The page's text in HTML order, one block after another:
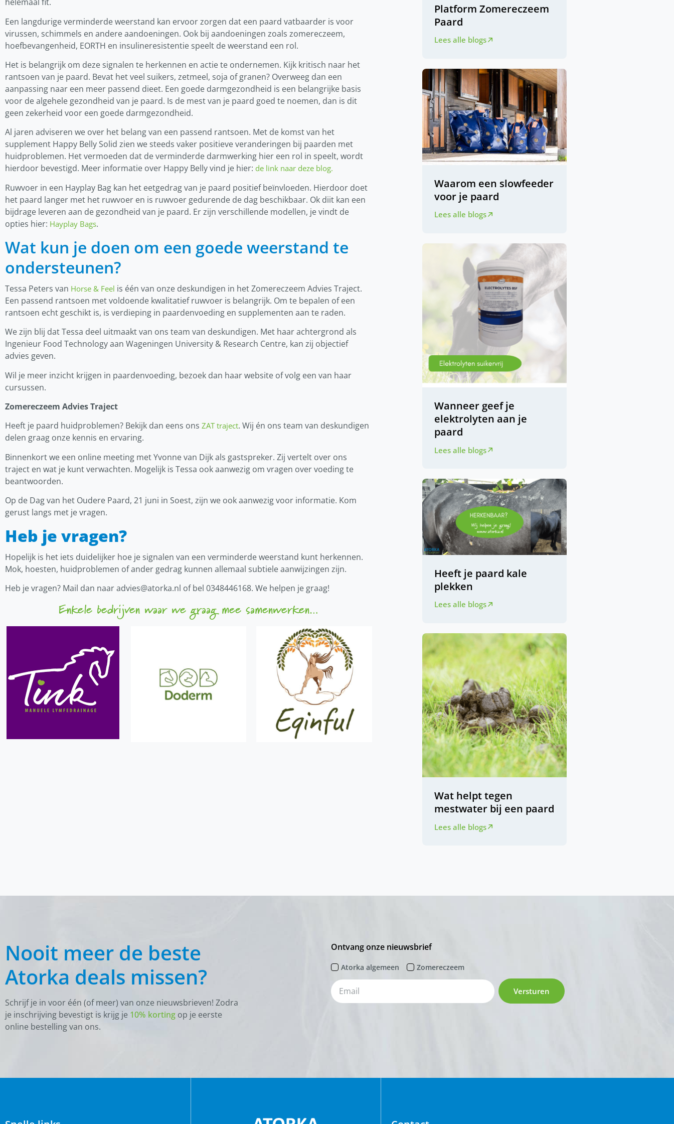
Een langdurige verminderde weerstand kan ervoor zorgen dat een paard vatbaarder is voor
virussen, schimmels en andere aandoeningen. Ook bij aandoeningen zoals zomereczeem,
hoefbevangenheid, EORTH en insulineresistentie speelt de weerstand een rol.
Het is belangrijk om deze signalen te herkennen en actie te ondernemen. Kijk kritisch naar het
rantsoen van je paard. Bevat het veel suikers, zetmeel, soja of granen? Overweeg dan een
aanpassing naar een meer passend dieet. Een goede darmgezondheid is een belangrijke basis
voor de algehele gezondheid van je paard. Is de mest van je paard goed te noemen, dan is dit
geen zekerheid voor een goede darmgezondheid.
Al jaren adviseren we over het belang van een passend rantsoen. Met de komst van het
supplement Happy Belly Solid zien we steeds vaker positieve veranderingen bij paarden met
huidproblemen. Het vermoeden dat de verminderde darmwerking hier een rol in speelt, wordt
hierdoor bevestigd. Meer informatie over Happy Belly vind je hier: de link naar deze blog.
Ruwvoer in een Hayplay Bag kan het eetgedrag van je paard positief beïnvloeden. Hierdoor doet
het paard langer met het ruwvoer en is ruwvoer gedurende de dag beschikbaar. Ok diit kan een
bijdrage leveren aan de gezondheid van je paard. Er zijn verschillende modellen, je vindt de
opties hier: Hayplay Bags.
Wat kun je doen om een goede weerstand te
ondersteunen?
Tessa Peters van Horse & Feel is één van onze deskundigen in het Zomereczeem Advies Traject.
Een passend rantsoen met voldoende kwalitatief ruwvoer is belangrijk. Om te bepalen of een
rantsoen echt geschikt is, is verdieping in paardenvoeding en supplementen aan te raden.
We zijn blij dat Tessa deel uitmaakt van ons team van deskundigen. Met haar achtergrond als
Ingenieur Food Technology aan Wageningen University & Research Centre, kan zij objectief
advies geven.
Wil je meer inzicht krijgen in paardenvoeding, bezoek dan haar website of volg een van haar
cursussen.
Zomereczeem Advies Traject
Heeft je paard huidproblemen? Bekijk dan eens ons ZAT traject. Wij én ons team van deskundigen
delen graag onze kennis en ervaring.
Binnenkort we een online meeting met Yvonne van Dijk als gastspreker. Zij vertelt over ons
traject en wat je kunt verwachten. Mogelijk is Tessa ook aanwezig om vragen over voeding te
beantwoorden.
Op de Dag van het Oudere Paard, 21 juni in Soest, zijn we ook aanwezig voor informatie. Kom
gerust langs met je vragen.
Heb je vragen?
Hopelijk is het iets duidelijker hoe je signalen van een verminderde weerstand kunt herkennen.
Mok, hoesten, huidproblemen of ander gedrag kunnen allemaal subtiele aanwijzingen zijn.
Heb je vragen? Mail dan naaradvies@atorka.nl of bel 0348446168. We helpen je graag!
Enkele bedrijven waar we graag mee samenwerken…
Platform Zomereczeem
Paard
Lees alle blogs
Waarom een slowfeeder
voor je paard
Lees alle blogs
Wanneer geef je
elektrolyten aan je
paard
Lees alle blogs
Heeft je paard kale
plekken
Lees alle blogs
Wat helpt tegen
mestwater bij een paard
Lees alle blogs
Nooit meer de beste
Atorka deals missen?
Schrijf je in voor één (of meer) van onze nieuwsbrieven! Zodra
je inschrijving bevestigt is krijg je 10% korting op je eerste
online bestelling van ons.
Ontvang onze nieuwsbrief
Atorka algemeen Zomereczeem
Versturen